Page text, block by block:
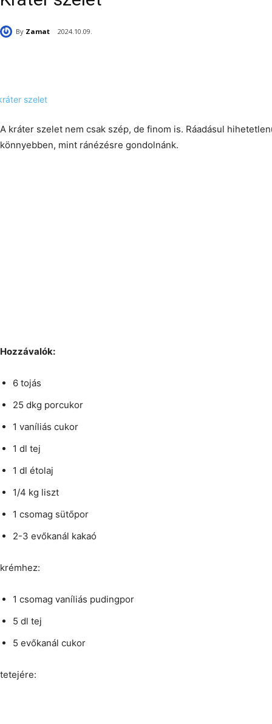
By Zamat 2024.10.09.
A kráter szelet nem csak szép, de finom is. Ráadásul
könnyebben, mint ránézésre gondolnánk.
Hozzávalók:
6 tojás
25 dkg porcukor
1 vaníliás cukor
1 dl tej
1 dl étolaj
1/4 kg liszt
1 csomag sütőpor
2-3 evőkanál kakaó
krémhez:
1 csomag vaníliás pudingpor
5 dl tej
5 evőkanál cukor
tetejére: